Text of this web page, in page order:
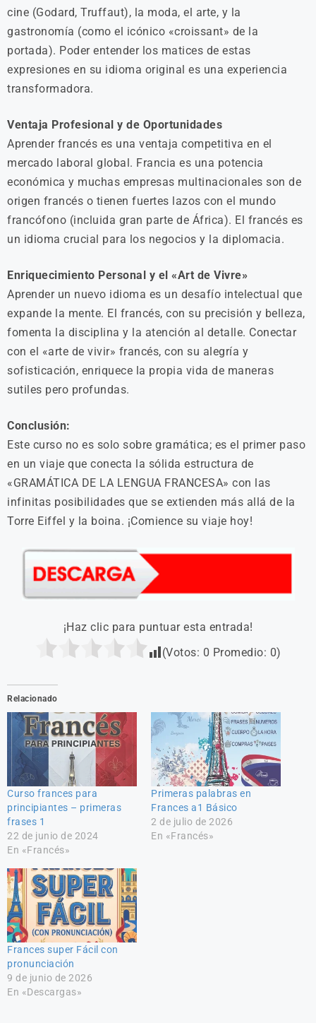
cine (Godard, Truffaut), la moda, el arte, y la
gastronomía (como el icónico «croissant» de la
portada). Poder entender los matices de estas
expresiones en su idioma original es una experiencia
transformadora.
Ventaja Profesional y de Oportunidades
Aprender francés es una ventaja competitiva en el
mercado laboral global. Francia es una potencia
económica y muchas empresas multinacionales son de
origen francés o tienen fuertes lazos con el mundo
francófono (incluida gran parte de África). El francés es
un idioma crucial para los negocios y la diplomacia.
Enriquecimiento Personal y el «Art de Vivre»
Aprender un nuevo idioma es un desafío intelectual que
expande la mente. El francés, con su precisión y belleza,
fomenta la disciplina y la atención al detalle. Conectar
con el «arte de vivir» francés, con su alegría y
sofisticación, enriquece la propia vida de maneras
sutiles pero profundas.
Conclusión:
Este curso no es solo sobre gramática; es el primer paso
en un viaje que conecta la sólida estructura de
«GRAMÁTICA DE LA LENGUA FRANCESA» con las
infinitas posibilidades que se extienden más allá de la
Torre Eiffel y la boina. ¡Comience su viaje hoy!
¡Haz clic para puntuar esta entrada!
(Votos: 0 Promedio: 0)
Relacionado
Curso frances para
principiantes – primeras
frases 1
22 de junio de 2024
En «Francés»
Primeras palabras en
Frances a1 Básico
2 de julio de 2026
En «Francés»
Frances super Fácil con
pronunciación
9 de junio de 2026
En «Descargas»